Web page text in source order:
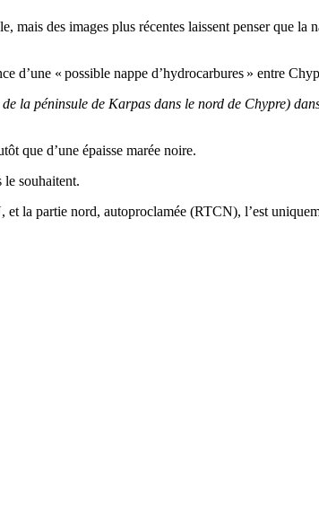
mais des images plus récentes laissent penser que la
d’une « possible nappe d’hydrocarbures » entre
la péninsule de Karpas dans le nord de Chypre)
que d’une épaisse marée noire.
souhaitent.
la partie nord, autoproclamée (RTCN), l’est